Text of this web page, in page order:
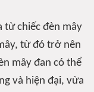
từ chiếc đèn mây
từ đó trở nên
mây đan có thể
và hiện đại, vừa